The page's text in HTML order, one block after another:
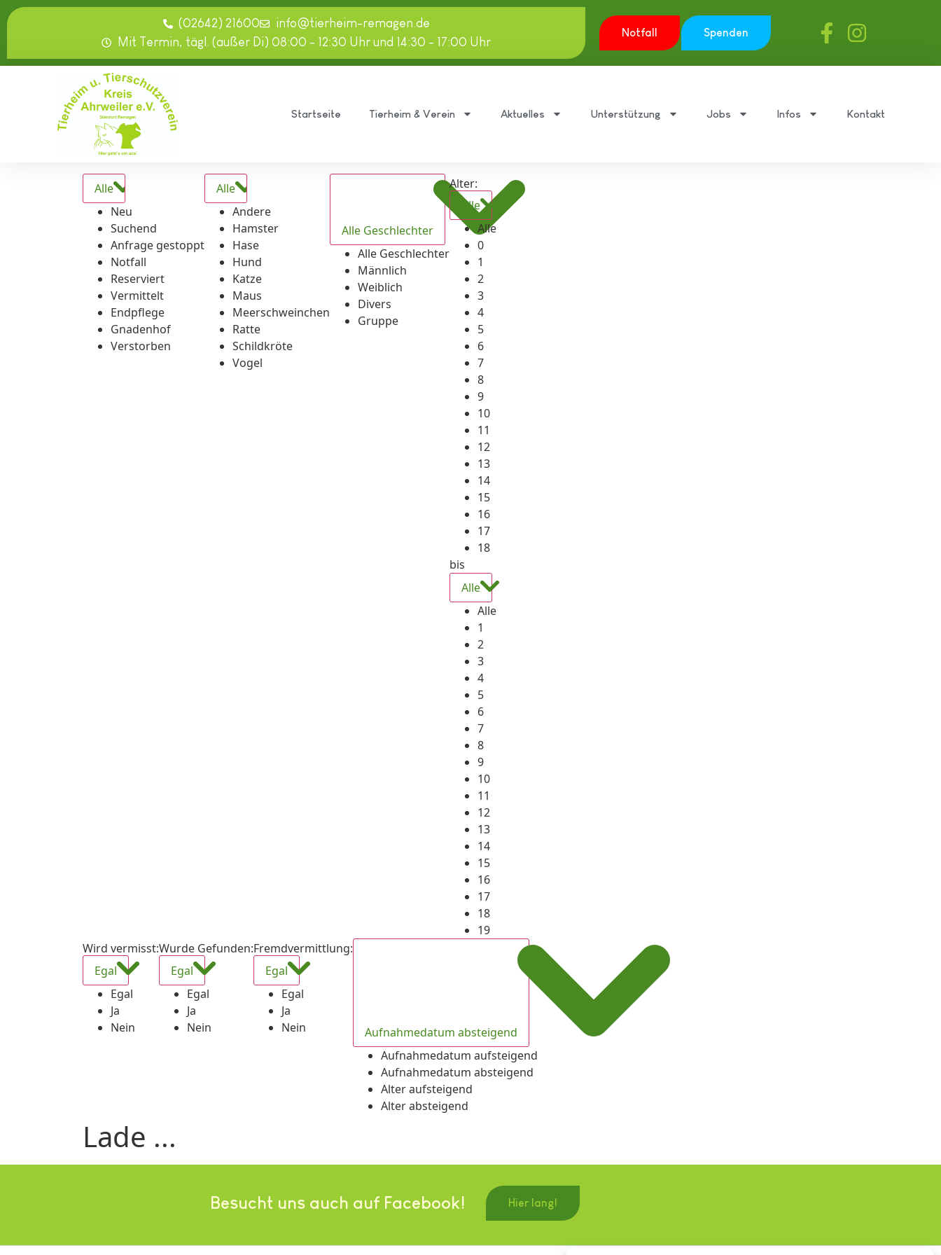
springen
(02642) 21600
info@tierheim-remagen.de
Mit Termin, tägl. (außer Di) 08:00 - 12:30 Uhr und 14:30 - 17:00 Uhr
Notfall Spenden
Startseite Tierheim & Verein Aktuelles Unterstützung Jobs Infos Kontakt
Alle
Neu
Suchend
Anfrage gestoppt
Notfall
Reserviert
Vermittelt
Endpflege
Gnadenhof
Verstorben
Alle
Andere
Hamster
Hase
Hund
Katze
Maus
Meerschweinchen
Ratte
Schildkröte
Vogel
Alle Geschlechter
Alle Geschlechter
Männlich
Weiblich
Divers
Gruppe
Alter:
Alle
Alle
0
1
2
3
4
5
6
7
8
9
10
11
12
13
14
15
16
17
18
bis
Alle
Alle
1
2
3
4
5
6
7
8
9
10
11
12
13
14
15
16
17
18
19
Wird vermisst:
Egal
Egal
Ja
Nein
Wurde Gefunden:
Egal
Egal
Ja
Nein
Fremdvermittlung:
Egal
Egal
Ja
Nein
Aufnahmedatum absteigend
Aufnahmedatum aufsteigend
Aufnahmedatum absteigend
Alter aufsteigend
Alter absteigend
Lade ...
Besucht uns auch auf Facebook! Hier lang!